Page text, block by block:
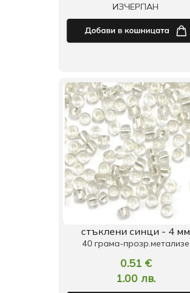
ИЗЧЕРПАН
стъклени синци - 4 мм
40 грама-прозр.метализе
0.51 €
1.00 лв.